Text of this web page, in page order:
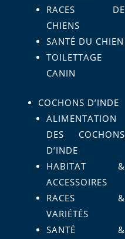
RACES DE
CHIENS
SANTÉ DU CHIEN
TOILETTAGE
CANIN
COCHONS D’INDE
ALIMENTATION
DES COCHONS
D’INDE
HABITAT &
ACCESSOIRES
RACES &
VARIÉTÉS
SANTÉ &